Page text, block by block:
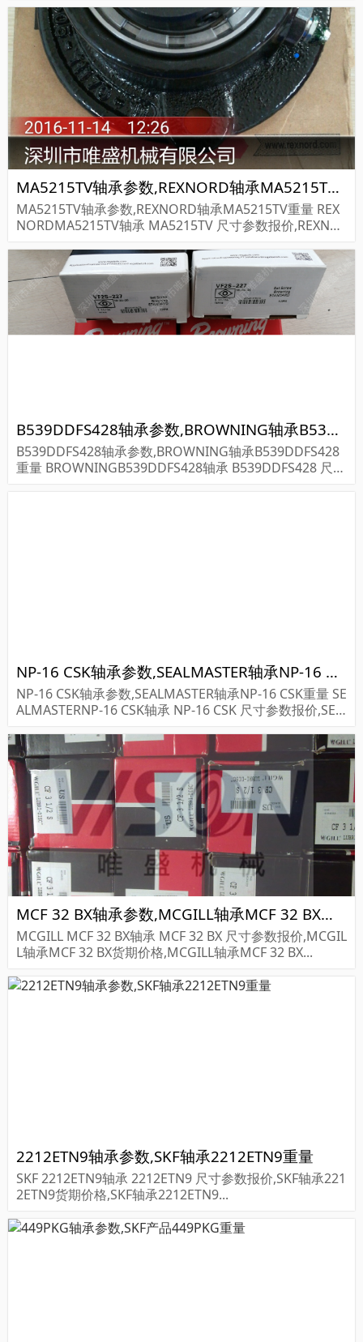
MA5215TV轴承参数,REXNORD轴承MA5215TV重量
MA5215TV轴承参数,REXNORD轴承MA5215TV重量 REX
NORDMA5215TV轴承 MA5215TV 尺寸参数报价,REXNO
B539DDFS428轴承参数,BROWNING轴承B539DDFS428重量
B539DDFS428轴承参数,BROWNING轴承B539DDFS428
重量 BROWNINGB539DDFS428轴承 B539DDFS428 尺寸
NP-16 CSK轴承参数,SEALMASTER轴承NP-16 CSK重量
NP-16 CSK轴承参数,SEALMASTER轴承NP-16 CSK重量 SE
ALMASTERNP-16 CSK轴承 NP-16 CSK 尺寸参数报价,SEA
-...
MCF 32 BX轴承参数,MCGILL轴承MCF 32 BX重量
MCGILL MCF 32 BX轴承 MCF 32 BX 尺寸参数报价,MCGIL
L轴承MCF 32 BX货期价格,MCGILL轴承MCF 32 BX...
2212ETN9轴承参数,SKF轴承2212ETN9重量
SKF 2212ETN9轴承 2212ETN9 尺寸参数报价,SKF轴承221
2ETN9货期价格,SKF轴承2212ETN9...